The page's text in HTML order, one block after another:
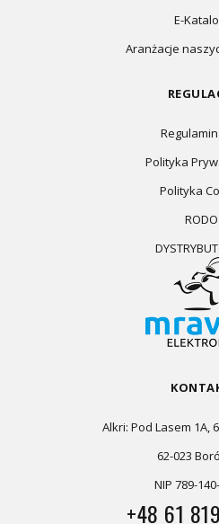
E-
Aranżacje
Regulamin
Polityka
Polityka
RODO
Alkri: Pod Lasem 1A,
62-023
NIP 789-
+48 61